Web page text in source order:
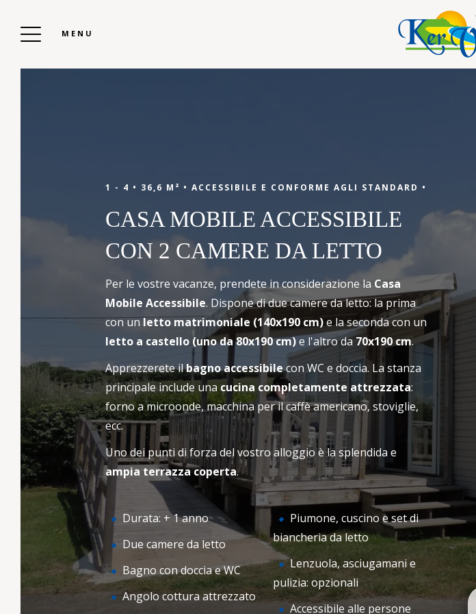
MENU
BENVENUTO IL NOSTRO CAMPEGGIO
Prenota Il Tuo
Soggiorno
Pronti per una vacanza indimenticabile?
Prenotate subito la vostra casa mobile,
cottage o piazzola al Camping Kervella.
Contattateci per maggiori informazioni o per
pianificare il vostro soggiorno in Bretagna.
1 - 4 • 36,6 M² •ACCESSIBILE E CONFORME AGLI STANDARD •
CASA MOBILE ACCESSIBILE
CON 2 CAMERE DA LETTO
Per le vostre vacanze, prendete in considerazione la Casa
Mobile Accessibile. Dispone di due camere da letto: la prima
con unletto matrimoniale (140x190 cm)e la seconda con un
letto a castello (uno da 80x190 cm)e l'altro da 70x190 cm.
Apprezzerete ilbagno accessibilecon WC e doccia. La stanza
principale include unacucina completamente attrezzata:
forno a microonde, macchina per il caffè americano, stoviglie,
ecc.
Uno dei punti di forza del vostro alloggio è la splendida e
ampia terrazza coperta.
Durata: + 1 anno
Due camere da letto
Bagno con doccia e WC
Angolo cottura attrezzato
Piumone, cuscino e set di
biancheria da letto
Lenzuola, asciugamani e
pulizia: opzionali
Accessibile alle persone